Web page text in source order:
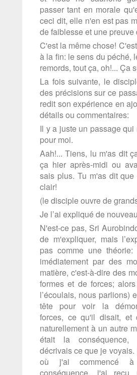
passer tant en morale
ceci dit, elle n'en est pas
de faiblesse et une preuve
C'est la même chose!
à la fin: le sens du péché,
remords, tout ça, oh!... Ça
La fois suivante, le
des précisions sur ce
redit son expérience en
détails ou commentaires:
Il y a juste un passage
pour moi.
Aah!... Tiens, lu m'as dit
ça hier après-midi ou
sais plus. Tu m'as dit
clair!
(le disciple ouvre de
Je l’ai expliqué de
N'est-ce pas, Sri
de m'expliquer, mais
pas comme une
imédiatement par des
matière, c'est-à-dire des
formes et de forces;
l’écoulais, nous parlions)
tête pour voir la
forces, ce qu'il disait, et
naturellement à un autre
était la
décrivais ce que je voyais.
où j'ai commencé